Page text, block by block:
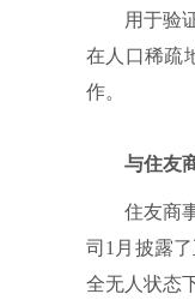
用于验证
在人口稀疏
作。
与住友
住友商事
司1月披露
全无人状态